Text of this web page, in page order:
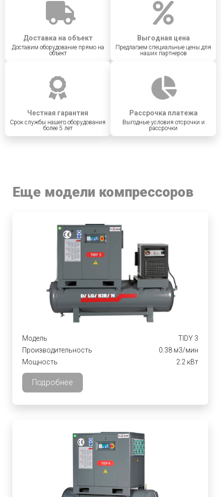
Доставка на объект
Доставим оборудование прямо на
объект
Выгодная цена
Предлагаем специальные цены для
наших партнеров
Честная гарантия
Срок службы нашего оборудования
более 5 лет
Рассрочка платежа
Выгодные условия отсрочки и
рассрочки
Еще модели компрессоров
Модель
TIDY 3
Производительность
0.38 м3/мин
Мощность
2.2 кВт
Подробнее